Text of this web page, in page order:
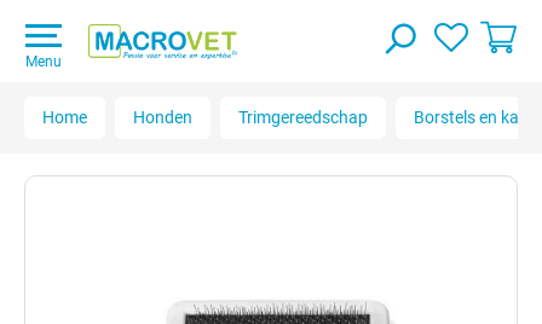
Menu
Home Honden Trimgereedschap Borstels en